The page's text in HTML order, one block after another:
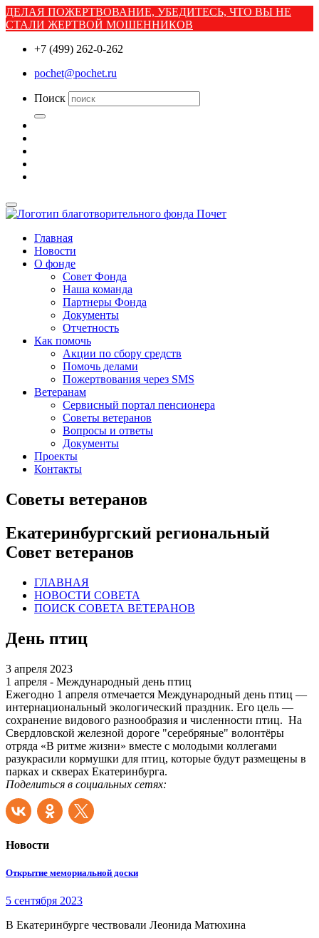
ДЕЛАЯ ПОЖЕРТВОВАНИЕ, УБЕДИТЕСЬ, ЧТО ВЫ НЕ
СТАЛИ ЖЕРТВОЙ МОШЕННИКОВ
+7 (499) 262-0-262
pochet@pochet.ru
Поиск
Главная
Новости
О фонде
Совет Фонда
Наша команда
Партнеры Фонда
Документы
Отчетность
Как помочь
Акции по сбору средств
Помочь делами
Пожертвования через SMS
Ветеранам
Сервисный портал пенсионера
Советы ветеранов
Вопросы и ответы
Документы
Проекты
Контакты
Советы ветеранов
Екатеринбургский региональный
Совет ветеранов
ГЛАВНАЯ
НОВОСТИ СОВЕТА
ПОИСК СОВЕТА ВЕТЕРАНОВ
День птиц
3 апреля 2023
1 апреля - Международный день птиц
Ежегодно 1 апреля отмечается Международный день птиц —
интернациональный экологический праздник. Его цель —
сохранение видового разнообразия и численности птиц. На
Свердловской железной дороге "серебряные" волонтёры
отряда «В ритме жизни» вместе с молодыми коллегами
разукрасили кормушки для птиц, которые будут размещены в
парках и скверах Екатеринбурга.
Поделиться в социальных сетях:
Новости
Открытие мемориальной доски
5 сентября 2023
В Екатеринбурге чествовали Леонида Матюхина